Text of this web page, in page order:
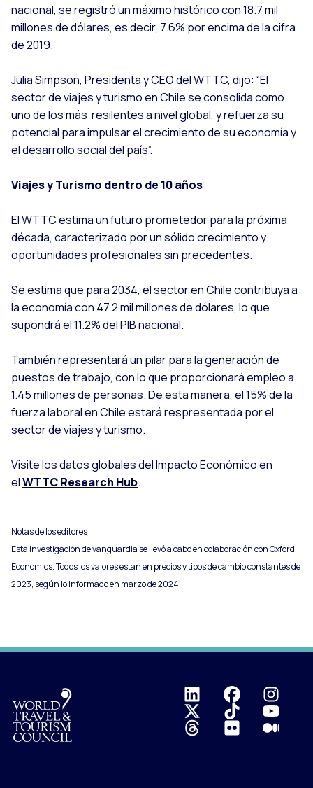
nacional, se registró un máximo histórico con 18.7 mil
millones de dólares, es decir, 7.6% por encima de la cifra
de 2019.
Julia Simpson, Presidenta y CEO del WTTC, dijo: “El
sector de viajes y turismo en Chile se consolida como
uno de los más resilentes a nivel global, y refuerza su
potencial para impulsar el crecimiento de su economía y
el desarrollo social del país”.
Viajes y Turismo dentro de 10 años
El WTTC estima un futuro prometedor para la próxima
década, caracterizado por un sólido crecimiento y
oportunidades profesionales sin precedentes.
Se estima que para 2034, el sector en Chile contribuya a
la economía con 47.2 mil millones de dólares, lo que
supondrá el 11.2% del PIB nacional.
También representará un pilar para la generación de
puestos de trabajo, con lo que proporcionará empleo a
1.45 millones de personas. De esta manera, el 15% de la
fuerza laboral en Chile estará respresentada por el
sector de viajes y turismo.
Visite los datos globales del Impacto Económico en
elWTTC Research Hub.
Notas de los editores
Esta investigación de vanguardia se llevó a cabo en colaboración con Oxford
Economics. Todos los valores están en precios y tipos de cambio constantes de
2023, según lo informado en marzo de 2024.
Logo